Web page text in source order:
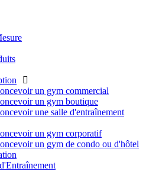
un gym commercial
un gym boutique
une salle d'entraînement
un gym corporatif
un gym de condo ou d'hôtel